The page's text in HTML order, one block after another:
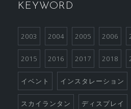
KEYWORD
2003 2004 2005 2006
2015 2016 2017 2018
イベント インスタレーション
スカイランタン ディスプレイ